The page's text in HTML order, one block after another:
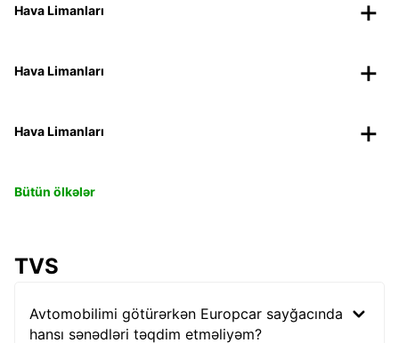
Hava Limanları
Hava Limanları
Hava Limanları
Bütün ölkələr
TVS
Avtomobilimi götürərkən Europcar sayğacında
hansı sənədləri təqdim etməliyəm?